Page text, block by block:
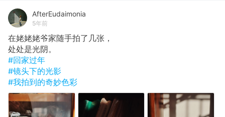
AfterEudaimonia
5年前
在姥姥姥爷家随手拍了几张，
处处是光阴。
#回家过年
#镜头下的光影
#我拍到的奇妙色彩